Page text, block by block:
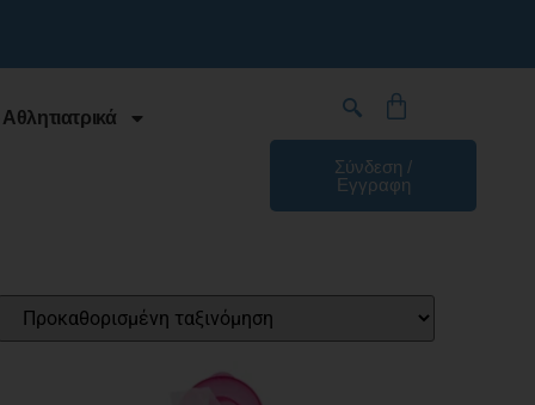
Σύνδεση /
Εγγραφη